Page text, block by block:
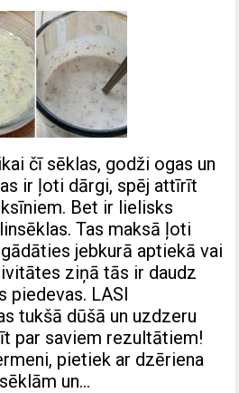
čī sēklas, godži ogas un
ir ļoti dārgi, spēj attīrīt
Bet ir lielisks
Tas maksā ļoti
jebkurā aptiekā vai
ziņā tās ir daudz
piedevas. LASI
tukšā dūšā un uzdzeru
par saviem rezultātiem!
pietiek ar dzēriena
un…